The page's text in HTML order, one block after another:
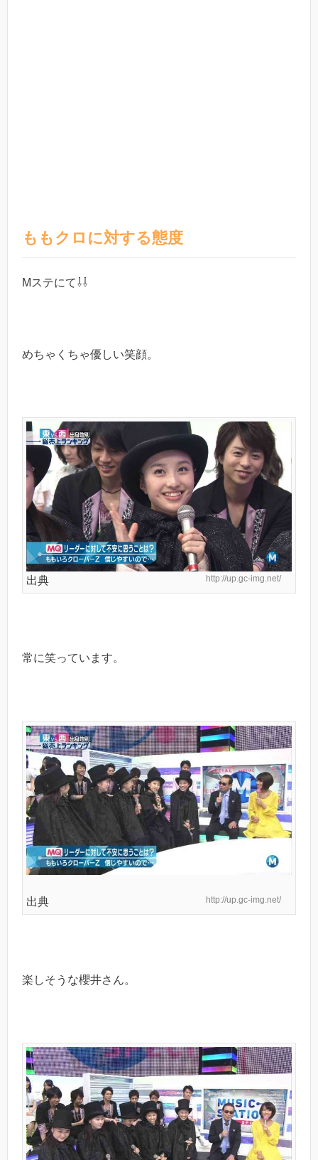
ももクロに対する態度
Mステにて⇩⇩
めちゃくちゃ優しい笑顔。
出典 http://up.gc-img.net/
常に笑っています。
出典 http://up.gc-img.net/
楽しそうな櫻井さん。